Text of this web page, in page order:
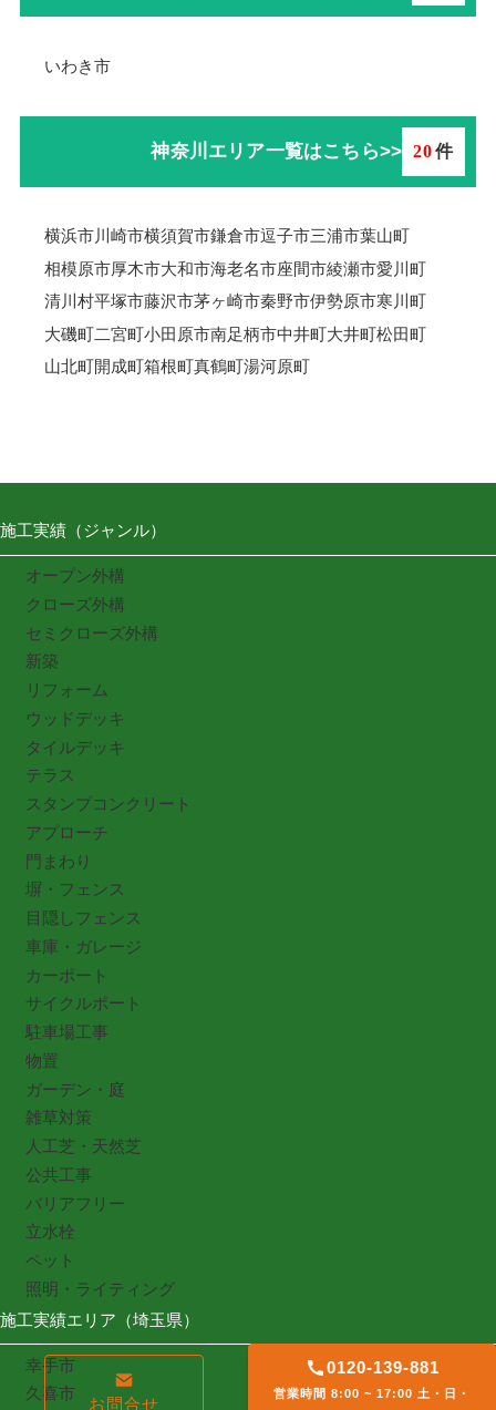
いわき市
神奈川エリア一覧はこちら>> 20件
横浜市川崎市横須賀市鎌倉市逗子市三浦市葉山町
相模原市厚木市大和市海老名市座間市綾瀬市愛川町
清川村平塚市藤沢市茅ヶ崎市秦野市伊勢原市寒川町
大磯町二宮町小田原市南足柄市中井町大井町松田町
山北町開成町箱根町真鶴町湯河原町
施工実績（ジャンル）
オープン外構
クローズ外構
セミクローズ外構
新築
リフォーム
ウッドデッキ
タイルデッキ
テラス
スタンプコンクリート
アプローチ
門まわり
塀・フェンス
目隠しフェンス
車庫・ガレージ
カーポート
サイクルポート
駐車場工事
物置
ガーデン・庭
雑草対策
人工芝・天然芝
公共工事
バリアフリー
立水栓
ペット
照明・ライティング
施工実績エリア（埼玉県）
幸手市
久喜市
お問合せ
0120-139-881
営業時間 8:00 ~ 17:00 土・日・